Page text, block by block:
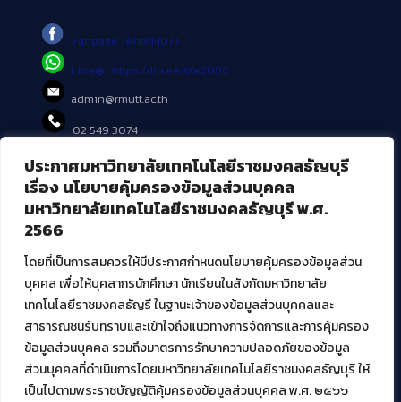
ประกาศมหาวิทยาลัยเทคโนโลยีราชมงคลธัญบุรี
เรื่อง นโยบายคุ้มครองข้อมูลส่วนบุคคล
มหาวิทยาลัยเทคโนโลยีราชมงคลธัญบุรี พ.ศ.
2566
โดยที่เป็นการสมควรให้มีประกาศกำหนดนโยบายคุ้มครองข้อมูลส่วน
บุคคล เพื่อให้บุคลากรนักศึกษา นักเรียนในสังกัดมหาวิทยาลัย
เทคโนโลยีราชมงคลธัญรี ในฐานะเจ้าของข้อมูลส่วนบุคคลและ
สาธารณชนรับทราบและเข้าใจถึงแนวทางการจัดการและการคุ้มครอง
ข้อมูลส่วนบุคคล รวมถึงมาตรการรักษาความปลอดภัยของข้อมูล
ส่วนบุคคลที่ดำเนินการโดยมหาวิทยาลัยเทคโนโลยีราชมงคลธัญบุรี ให้
เป็นไปตามพระราชบัญญัติคุ้มครองข้อมูลส่วนบุคคล พ.ศ. ๒๕๖๖
Fanpage : AritRMUTT
Line@ : https://lin.ee/tXe209C
admin@rmutt.ac.th
02 549 3074
บริการอื่นๆ ของ สวส.
ศูนย์สื่อดิจิทัล
ศูนย์นวัตกรรมและความรู้
สมัยใหม่ (MoSeC)
งานบริการวิชาการให้กับหน่วยงานภายนอก
โครงการส่งเสริมและพัฒนาผู้ประกอบการ SME โดย. มทร.ธัญบุรี
กิจกรรมการเชื่อมโยงเครือข่ายผู้ให้บริการเครื่องจักรกลทางการ